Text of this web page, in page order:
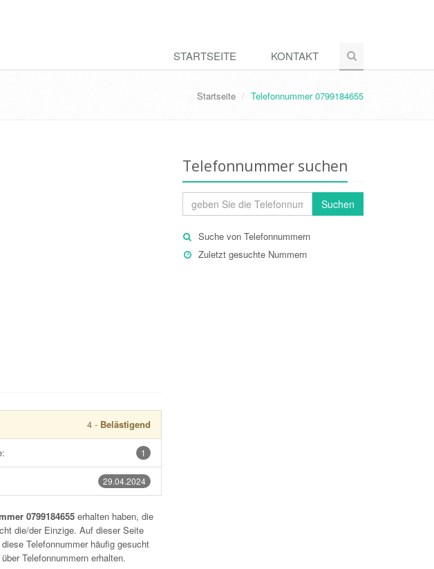
STARTSEITE KONTAKT
Startseite Telefonnummer 0799184655
4- Belästigend
1
29.04.2024
0799184655 erhalten haben, die
die/der Einzige. Auf dieser Seite
Telefonnummer häufig gesucht
Telefonnummern erhalten.
Telefonnummer suchen
Suchen
Suche von Telefonnummern
Zuletzt gesuchte Nummern